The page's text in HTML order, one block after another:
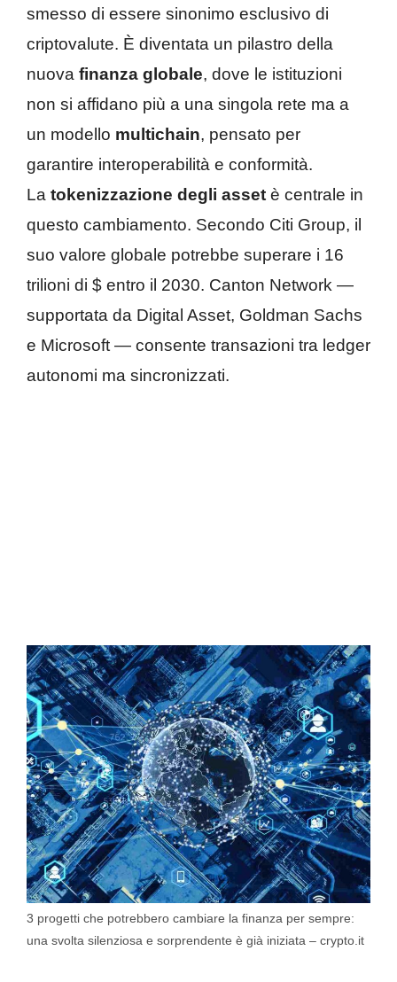
smesso di essere sinonimo esclusivo di
criptovalute. È diventata un pilastro della
nuova finanza globale, dove le istituzioni
non si affidano più a una singola rete ma a
un modello multichain, pensato per
garantire interoperabilità e conformità.
La tokenizzazione degli asset è centrale in
questo cambiamento. Secondo Citi Group, il
suo valore globale potrebbe superare i 16
trilioni di $ entro il 2030. Canton Network —
supportata da Digital Asset, Goldman Sachs
e Microsoft — consente transazioni tra ledger
autonomi ma sincronizzati.
3 progetti che potrebbero cambiare la finanza per sempre:
una svolta silenziosa e sorprendente è già iniziata – crypto.it